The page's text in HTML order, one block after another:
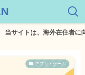
トは、海外在住者に向けて
アプリ・ゲーム